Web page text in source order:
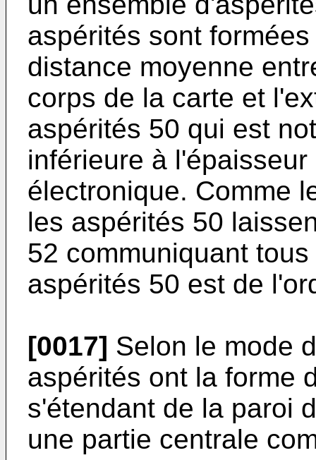
aspérités sont
distance moyenne
corps de la carte et
aspérités 50 qui est
inférieure à
électronique. Comme
les aspérités 50
52 communiquant
aspérités 50 est de
[0017] Selon le mode
aspérités ont la forme
s'étendant de la paroi
une partie centrale